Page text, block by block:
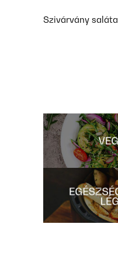
Szivárvány saláta